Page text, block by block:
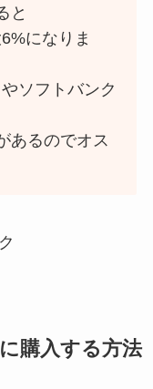
と
になりま
ソフトバンク
あるのでオス
購入する方法